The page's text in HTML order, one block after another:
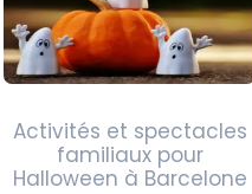
Activités et spectacles
familiaux pour
Halloween à Barcelone